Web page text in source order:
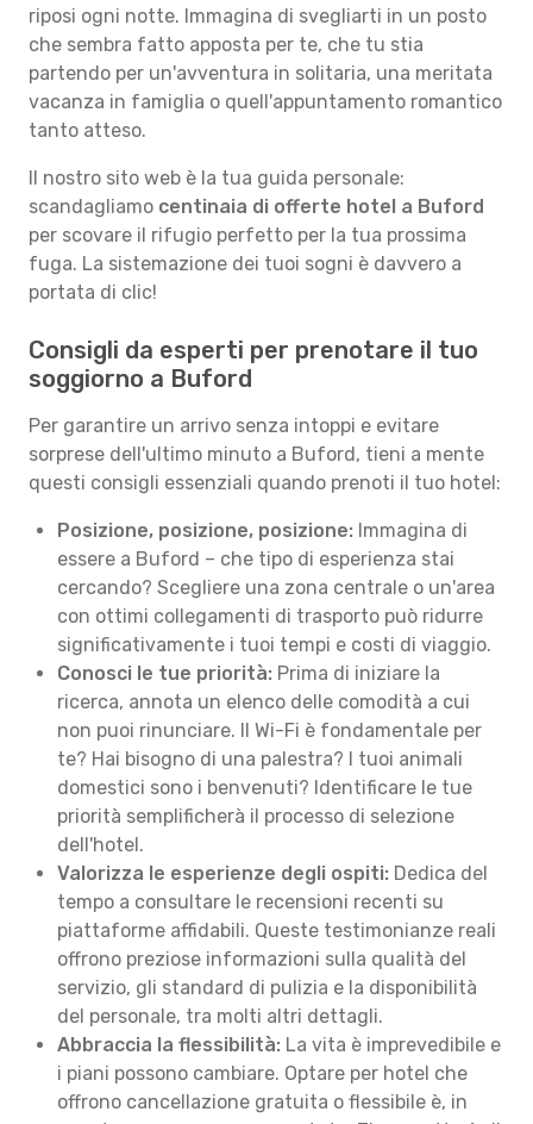
riposi ogni notte. Immagina di svegliarti in un posto
che sembra fatto apposta per te, che tu stia
partendo per un'avventura in solitaria, una meritata
vacanza in famiglia o quell'appuntamento romantico
tanto atteso.
Il nostro sito web è la tua guida personale:
scandagliamo centinaia di offerte hotel a Buford
per scovare il rifugio perfetto per la tua prossima
fuga. La sistemazione dei tuoi sogni è davvero a
portata di clic!
Consigli da esperti per prenotare il tuo
soggiorno a Buford
Per garantire un arrivo senza intoppi e evitare
sorprese dell'ultimo minuto a Buford, tieni a mente
questi consigli essenziali quando prenoti il tuo hotel:
Posizione, posizione, posizione: Immagina di
essere a Buford – che tipo di esperienza stai
cercando? Scegliere una zona centrale o un'area
con ottimi collegamenti di trasporto può ridurre
significativamente i tuoi tempi e costi di viaggio.
Conosci le tue priorità: Prima di iniziare la
ricerca, annota un elenco delle comodità a cui
non puoi rinunciare. Il Wi-Fi è fondamentale per
te? Hai bisogno di una palestra? I tuoi animali
domestici sono i benvenuti? Identificare le tue
priorità semplificherà il processo di selezione
dell'hotel.
Valorizza le esperienze degli ospiti: Dedica del
tempo a consultare le recensioni recenti su
piattaforme affidabili. Queste testimonianze reali
offrono preziose informazioni sulla qualità del
servizio, gli standard di pulizia e la disponibilità
del personale, tra molti altri dettagli.
Abbraccia la flessibilità: La vita è imprevedibile e
i piani possono cambiare. Optare per hotel che
offrono cancellazione gratuita o flessibile è, in